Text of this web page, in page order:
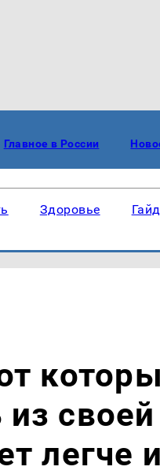
Главное в России
Здоровье
легче